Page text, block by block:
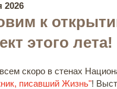
2026
к
этого лета!
скоро в стенах
писавший Жизнь"!